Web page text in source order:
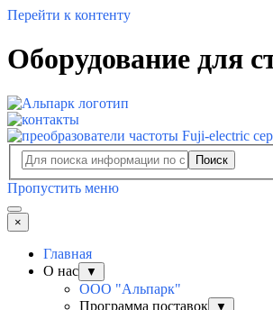
Перейти к контенту
Оборудование для
Поиск
Пропустить меню
×
Главная
О нас
▼
ООО "Альпарк"
Программа поставок
▼